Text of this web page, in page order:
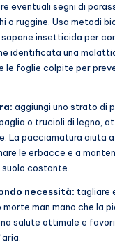
eventuali segni di
o ruggine. Usa metodi
sapone insetticida per
identificata una
le foglie colpite per
aggiungi uno strato di
o trucioli di legno,
La pacciamatura aiuta
le erbacce e a
costante.
necessità: tagliare
man mano che la
salute ottimale e